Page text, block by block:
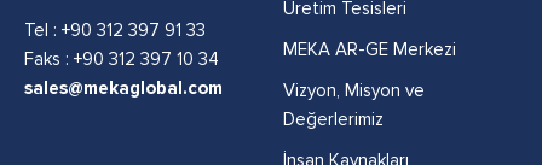
Tel : +90 312 397 91 33
Faks : +90 312 397 10 34
sales@mekaglobal.com
Üretim Tesisleri
MEKA AR-GE Merkezi
Vizyon, Misyon ve
Değerlerimiz
İnsan Kaynakları